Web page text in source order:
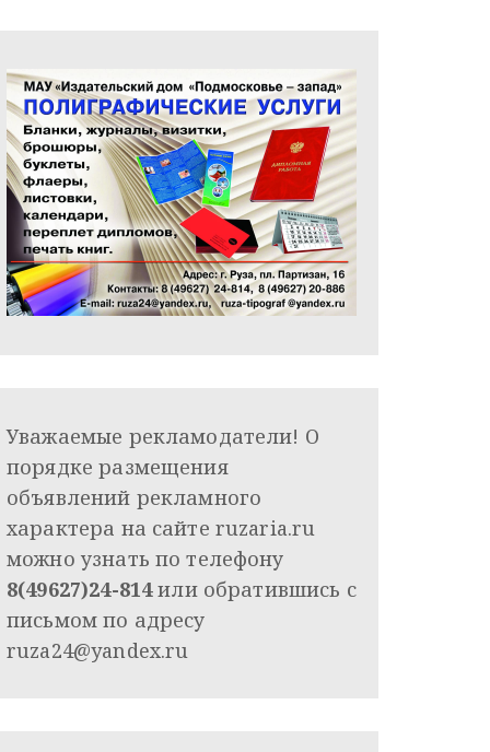
Уважаемые рекламодатели! О
порядке размещения
объявлений рекламного
характера на сайте ruzaria.ru
можно узнать по телефону
8(49627)24-814или обратившись с
письмом по адресу
ruza24@yandex.ru